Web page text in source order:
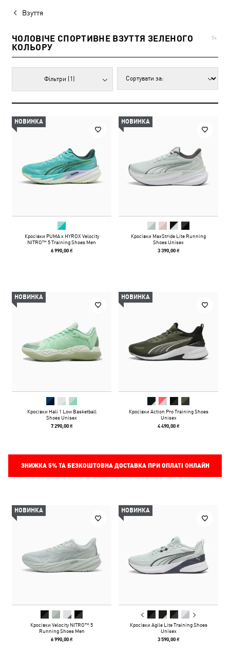
Взуття
ЧОЛОВІЧЕ СПОРТИВНЕ ВЗУТТЯ ЗЕЛЕНОГО
КОЛЬОРУ
54
Фільтри (1)
НОВИНКА
Кросівки PUMA x HYROX Velocity
NITRO™ 5 Training Shoes Men
6 990,00 ₴
НОВИНКА
Кросівки MaxStride Lite Running
Shoes Unisex
3 390,00 ₴
НОВИНКА
Кросівки Hali 1 Low Basketball
Shoes Unisex
7 290,00 ₴
НОВИНКА
Кросівки Action Pro Training Shoes
Unisex
4 490,00 ₴
ЗНИЖКА 5%ТА БЕЗКОШТОВНА ДОСТАВКА ПРИ ОПЛАТІ ОНЛАЙН
НОВИНКА
Кросівки Velocity NITRO™ 5
Running Shoes Men
6 990,00 ₴
НОВИНКА
Кросівки Agile Lite Training Shoes
Unisex
3 590,00 ₴